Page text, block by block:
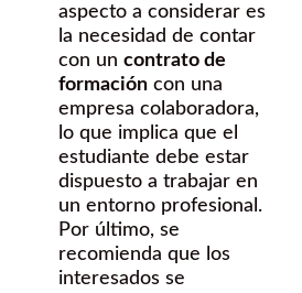
aspecto a considerar es
la necesidad de contar
con un contrato de
formación con una
empresa colaboradora,
lo que implica que el
estudiante debe estar
dispuesto a trabajar en
un entorno profesional.
Por último, se
recomienda que los
interesados se